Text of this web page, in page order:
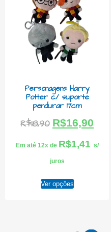
Personagens Harry
Potter c/ suporte
pendurar 17cm
R$18,90 R$16,90
Em até 12x de R$1,41 s/
juros
Ver opções